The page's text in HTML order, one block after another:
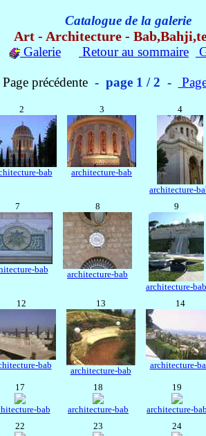
Catalogue de la galerie
Art - Architecture -
Galerie Retour au sommaire
précédente- page 1 / 2 -
2
bab
3
architecture-bab
4
architecture-
7
bab
8
architecture-bab
9
architecture-bab
12
bab
13
architecture-bab
14
architecture-
17
bab
18
architecture-bab
19
architecture-
22 23 24